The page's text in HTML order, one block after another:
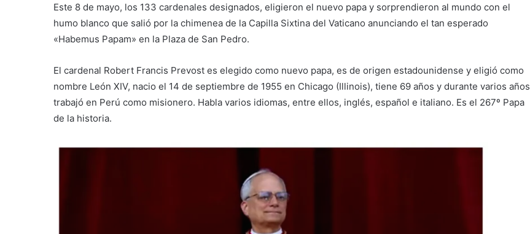
Este 8 de mayo, los 133 cardenales designados, eligieron el nuevo papa y sorprendieron al mundo con el
humo blanco que salió por la chimenea de la Capilla Sixtina del Vaticano anunciando el tan esperado
«Habemus Papam» en la Plaza de San Pedro.
El cardenal Robert Francis Prevost es elegido como nuevo papa, es de origen estadounidense y eligió como
nombre León XIV, nacio el 14 de septiembre de 1955 en Chicago (Illinois), tiene 69 años y durante varios años
trabajó en Perú como misionero. Habla varios idiomas, entre ellos, inglés, español e italiano. Es el 267º Papa
de la historia.